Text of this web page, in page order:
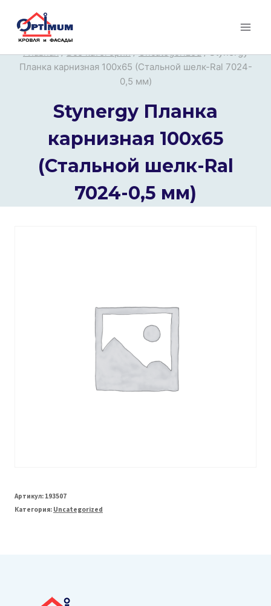
Перейти
Главная / Все категории / Uncategorized / Stynergy
Планка карнизная 100х65 (Стальной шелк-Ral 7024-
0,5 мм)
Stynergy Планка
карнизная 100х65
(Стальной шелк-Ral
7024-0,5 мм)
Артикул: 193507
Категория: Uncategorized